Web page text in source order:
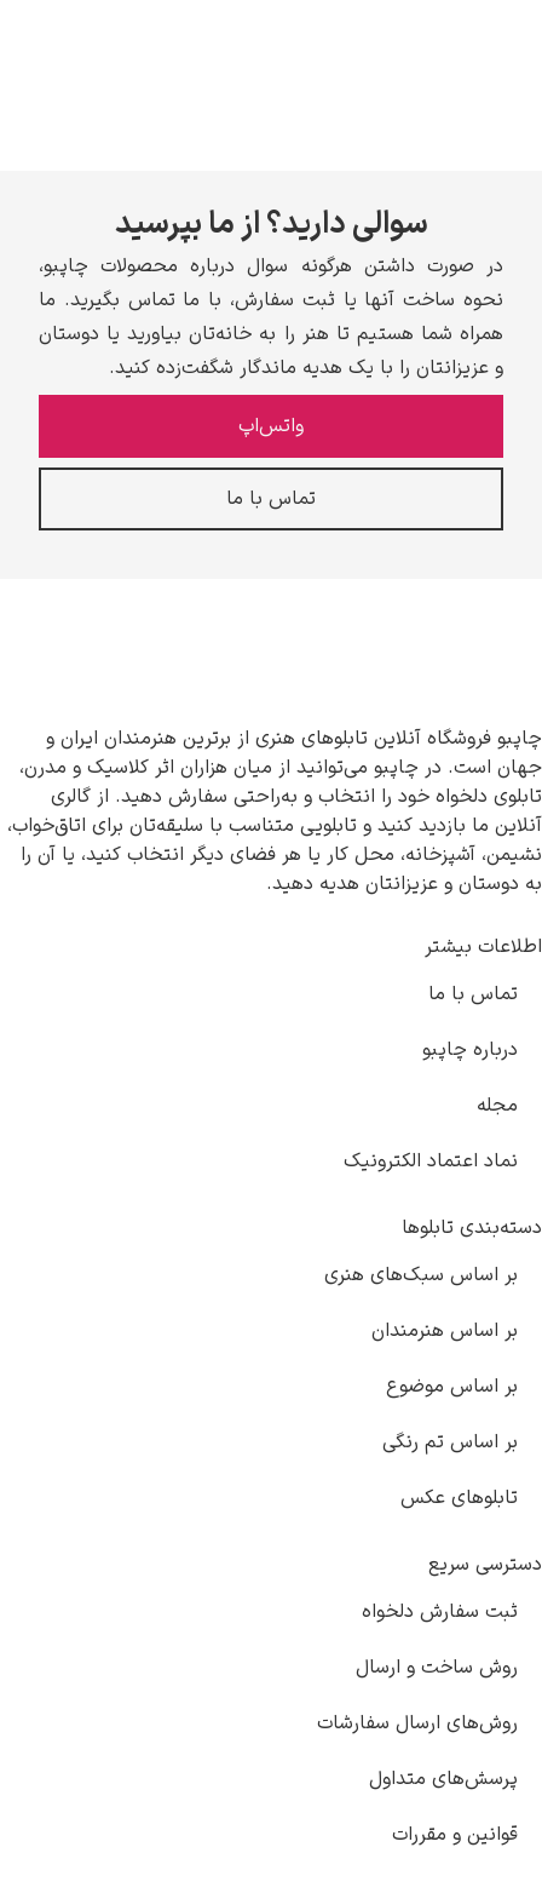
سوالی دارید؟ از ما بپرسید
در صورت داشتن هرگونه سوال درباره محصولات چاپبو،
نحوه ساخت آنها یا ثبت سفارش، با ما تماس بگیرید. ما
همراه شما هستیم تا هنر را به خانه‌تان بیاورید یا دوستان
و عزیزانتان را با یک هدیه ماندگار شگفت‌زده کنید.
واتس‌اپ
تماس با ما
چاپبو فروشگاه آنلاین تابلوهای هنری از برترین هنرمندان ایران و
جهان است. در چاپبو می‌توانید از میان هزاران اثر کلاسیک و مدرن،
تابلوی دلخواه خود را انتخاب و به‌راحتی سفارش دهید. از گالری
آنلاین ما بازدید کنید و تابلویی متناسب با سلیقه‌تان برای اتاق‌خواب،
نشیمن، آشپزخانه، محل کار یا هر فضای دیگر انتخاب کنید، یا آن را
به دوستان و عزیزانتان هدیه دهید.
اطلاعات بیشتر
تماس با ما
درباره چاپبو
مجله
نماد اعتماد الکترونیک
دسته‌بندی تابلوها
بر اساس سبک‌های هنری
بر اساس هنرمندان
بر اساس موضوع
بر اساس تم رنگی
تابلوهای عکس
دسترسی سریع
ثبت سفارش دلخواه
روش ساخت و ارسال
روش‌های ارسال سفارشات
پرسش‌های متداول
قوانین و مقررات